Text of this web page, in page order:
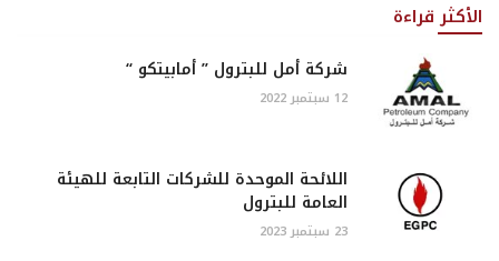
الأكثر قراءة
شركة أمل للبترول ” أمابيتكو “
12 سبتمبر 2022
اللائحة الموحدة للشركات التابعة للهيئة
العامة للبترول
23 سبتمبر 2023